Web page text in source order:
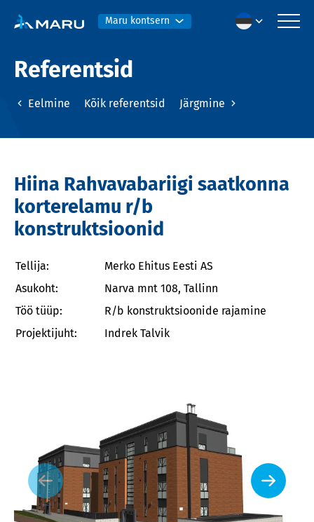
Maru kontsern
Referentsid
Eelmine Kõik referentsid Järgmine
Hiina Rahvavabariigi saatkonna
korterelamu r/b
konstruktsioonid
Tellija:
Merko Ehitus Eesti AS
Asukoht:
Narva mnt 108, Tallinn
Töö tüüp:
R/b konstruktsioonide rajamine
Projektijuht:
Indrek Talvik